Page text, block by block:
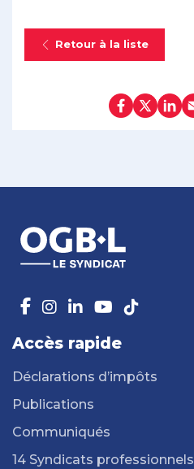
Retour à la liste
Accès rapide
Déclarations d’impôts
Publications
Communiqués
14 Syndicats professionnels